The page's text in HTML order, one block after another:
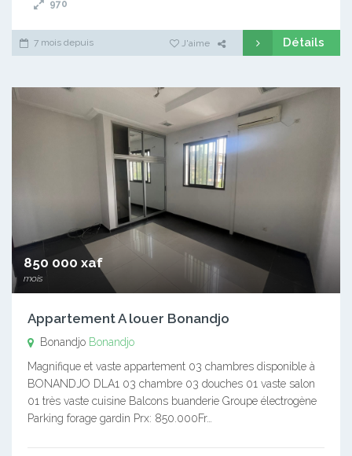
970
7 mois depuis J'aime Détails
850 000 xaf
mois
Appartement A louer Bonandjo
Bonandjo Bonandjo
Magnifique et vaste appartement 03 chambres disponible à
BONANDJO DLA1 03 chambre 03 douches 01 vaste salon
01 très vaste cuisine Balcons buanderie Groupe électrogène
Parking forage gardin Prx: 850.000Fr…